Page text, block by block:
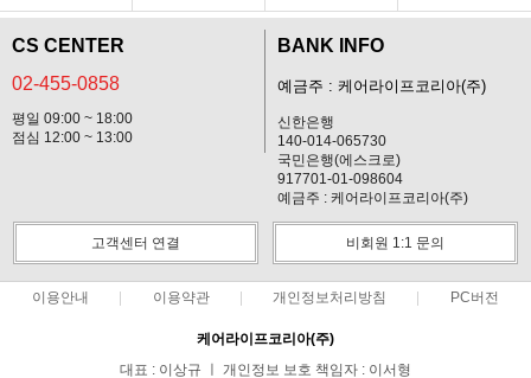
CS CENTER
02-455-0858
평일 09:00 ~ 18:00
점심 12:00 ~ 13:00
BANK INFO
예금주 : 케어라이프코리아(주)
신한은행
140-014-065730
국민은행(에스크로)
917701-01-098604
예금주 : 케어라이프코리아(주)
고객센터 연결 비회원 1:1 문의
이용안내 이용약관 개인정보처리방침 PC버전
케어라이프코리아(주)
대표 : 이상규 ㅣ 개인정보 보호 책임자 : 이서형